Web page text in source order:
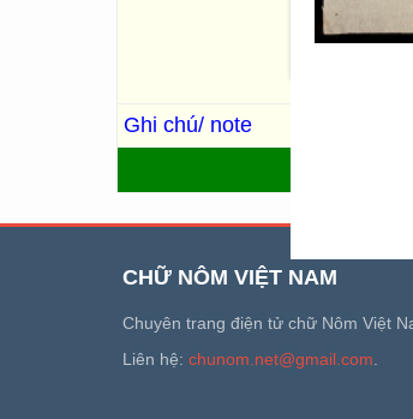
姻,Thương
(Cung vệ
phạm gian
Ghi chú/ note
CHỮ NÔM VIỆT NAM
Chuyên trang điện tử chữ Nôm Việt
Liên hệ: chunom.net@gmail.com